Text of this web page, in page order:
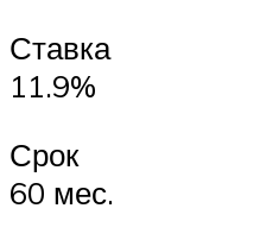
Ставка
11.9%
Срок
60 мес.